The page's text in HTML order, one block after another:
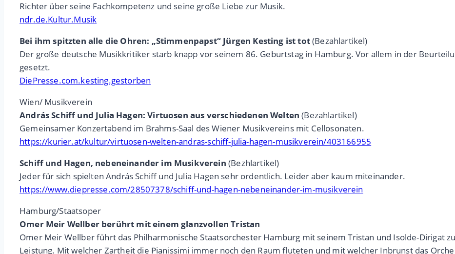
Richter über seine Fachkompetenz und seine große Liebe zur Musik.
ndr.de.Kultur.Musik
Bei ihm spitzten alle die Ohren: „Stimmenpapst“ Jürgen Kesting ist tot(Bezahlartikel)
Der große deutsche Musikkritiker starb knapp vor seinem 86. Geburtstag in Hamburg. Vor allem in der
gesetzt.
DiePresse.com.kesting.gestorben
Wien/ Musikverein
András Schiff und Julia Hagen: Virtuosen aus verschiedenen Welten (Bezahlartikel)
Gemeinsamer Konzertabend im Brahms-Saal des Wiener Musikvereins mit Cellosonaten.
https://kurier.at/kultur/virtuosen-welten-andras-schiff-julia-hagen-musikverein/403166955
Schiff und Hagen, nebeneinander im Musikverein (Bezhlartikel)
Jeder für sich spielten András Schiff und Julia Hagen sehr ordentlich. Leider aber kaum miteinander.
https://www.diepresse.com/28507378/schiff-und-hagen-nebeneinander-im-musikverein
Hamburg/Staatsoper
Omer Meir Wellber berührt mit einem glanzvollen Tristan
Omer Meir Wellber führt das Philharmonische Staatsorchester Hamburg mit seinem Tristan und Isolde-Dirigat
Leistung. Mit welcher Zartheit die Pianissimi immer noch den Raum fluteten und mit welcher Inbrunst das